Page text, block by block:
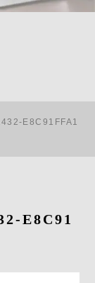
E8C91FFA1
E8C91